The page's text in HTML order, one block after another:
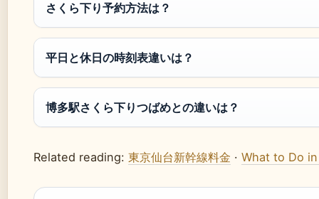
さくら下り予約方法は？
平日と休日の時刻表違いは？
博多駅さくら下りつばめとの違いは？
Related reading: 東京仙台新幹線料金 · What to Do